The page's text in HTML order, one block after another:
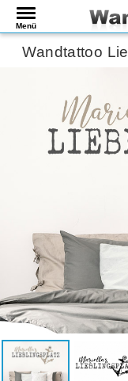
Menü
Wandtattoo